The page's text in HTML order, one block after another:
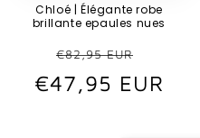
Chloé | Élégante robe
brillante epaules nues
Prix
habituel
€82,95 EUR
€47,95 EUR